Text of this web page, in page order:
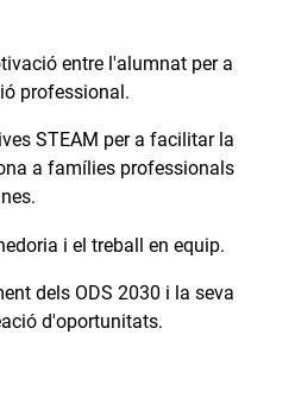
entre l'alumnat per a
professional.
STEAM per a facilitar la
a famílies professionals
i el treball en equip.
dels ODS 2030 i la seva
d'oportunitats.